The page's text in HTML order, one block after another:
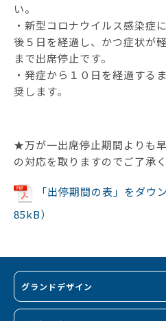
い。
・新型コロナウイルス感染症
後５日を経過し、かつ症状が
まで出席停止です。
・発症から１０日を経過する
奨します。
★万が一出席停止期間よりも
の対応を取りますのでご了承く
「出停期間の表」をダウ
85kB）
グランドデザイン